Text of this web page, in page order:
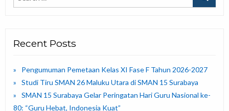
Recent Posts
Pengumuman Pemetaan Kelas XI Fase F Tahun 2026-2027
Studi Tiru SMAN 26 Maluku Utara di SMAN 15 Surabaya
SMAN 15 Surabaya Gelar Peringatan Hari Guru Nasional ke-
80: “Guru Hebat, Indonesia Kuat”